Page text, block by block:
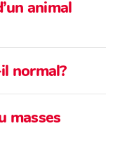
animal
normal?
masses